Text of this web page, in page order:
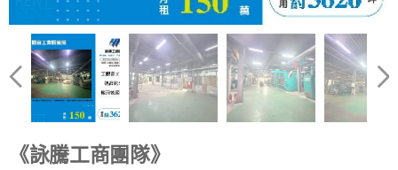
《詠騰工商團隊》